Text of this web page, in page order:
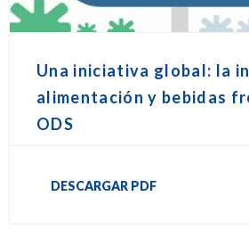
Una iniciativa global: la
alimentación y bebidas
ODS
DESCARGAR PDF